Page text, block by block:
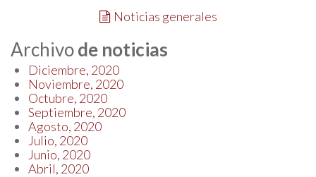
Noticias generales
Archivode noticias
Diciembre, 2020
Noviembre, 2020
Octubre, 2020
Septiembre, 2020
Agosto, 2020
Julio, 2020
Junio, 2020
Abril, 2020